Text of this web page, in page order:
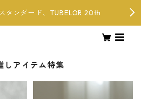
タンダード、TUBELOR 20th
しアイテム特集